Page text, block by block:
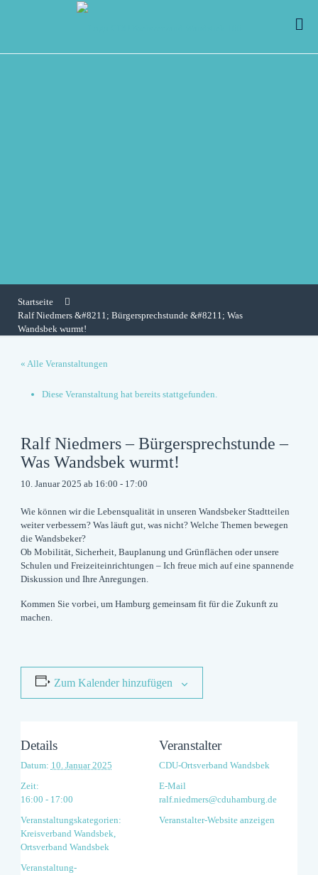
Startseite
Ralf Niedmers &#8211; Bürgersprechstunde &#8211; Was
Wandsbek wurmt!
« Alle Veranstaltungen
Diese Veranstaltung hat bereits stattgefunden.
Ralf Niedmers – Bürgersprechstunde –
Was Wandsbek wurmt!
10. Januar 2025 ab 16:00 - 17:00
Wie können wir die Lebensqualität in unseren Wandsbeker Stadtteilen
weiter verbessern? Was läuft gut, was nicht? Welche Themen bewegen
die Wandsbeker?
Ob Mobilität, Sicherheit, Bauplanung und Grünflächen oder unsere
Schulen und Freizeiteinrichtungen – Ich freue mich auf eine spannende
Diskussion und Ihre Anregungen.
Kommen Sie vorbei, um Hamburg gemeinsam fit für die Zukunft zu
machen.
Zum Kalender hinzufügen
Details
Datum: 10. Januar 2025
Zeit:
16:00 - 17:00
Veranstaltungskategorien:
Kreisverband Wandsbek,
Ortsverband Wandsbek
Veranstaltung-
Veranstalter
CDU-Ortsverband Wandsbek
E-Mail
ralf.niedmers@cduhamburg.de
Veranstalter-Website anzeigen